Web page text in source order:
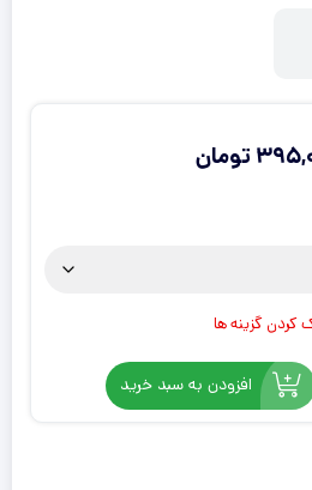
تومان
کردن گزینه ها
افزودن به سبد خرید